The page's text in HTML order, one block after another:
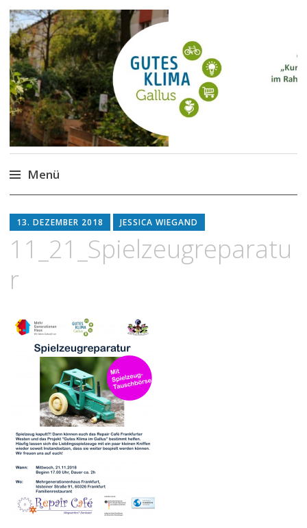
Gutes Klima im Gallus
Kurze Wege für den Klimaschutz
Menü
Inhalt
springen
13. DEZEMBER 2018 JESSICA WIEGAND
11_21_Spielzeugreparatu
r